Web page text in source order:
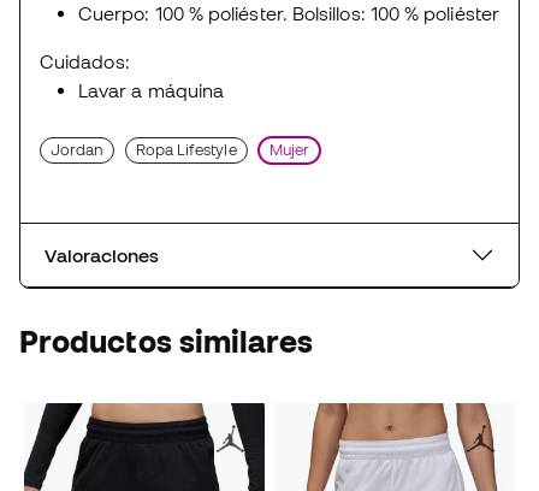
Cuerpo: 100 % poliéster. Bolsillos: 100 % poliéster
Cuidados:
Lavar a máquina
Jordan Ropa Lifestyle Mujer
Valoraciones
Productos similares